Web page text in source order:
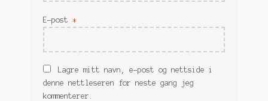
E-post *
Lagre mitt navn, e-post og nettside i
denne nettleseren for neste gang jeg
kommenterer.